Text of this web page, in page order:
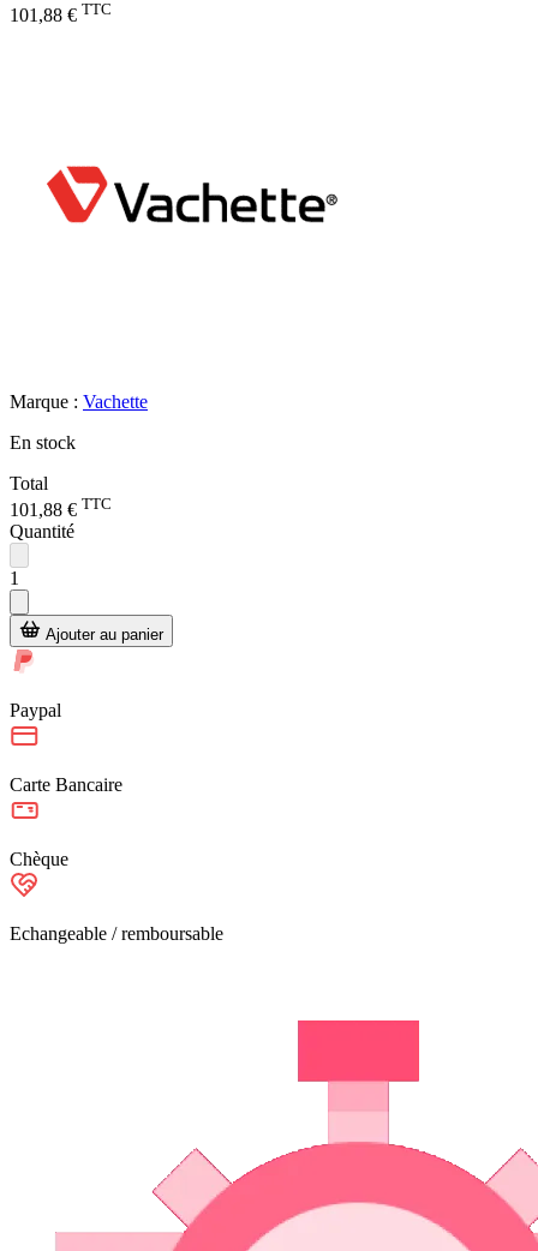
101,88 € TTC
Marque : Vachette
En stock
Total
101,88 € TTC
Quantité
1
Ajouter au panier
Paypal
Carte Bancaire
Chèque
Echangeable / remboursable